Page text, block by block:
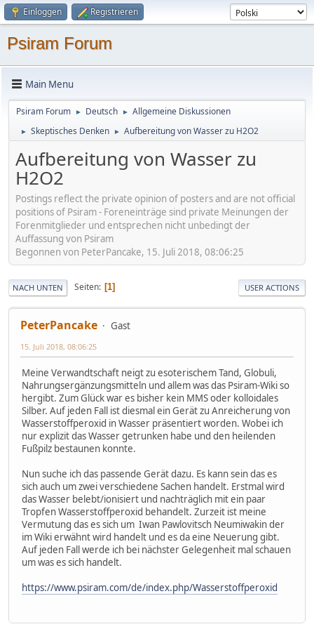
Einloggen Registrieren
Psiram Forum
Main Menu
Psiram Forum ► Deutsch ► Allgemeine Diskussionen
► Skeptisches Denken ► Aufbereitung von Wasser zu H2O2
Aufbereitung von Wasser zu
H2O2
Postings reflect the private opinion of posters and are not official
positions of Psiram - Foreneinträge sind private Meinungen der
Forenmitglieder und entsprechen nicht unbedingt der
Auffassung von Psiram
Begonnen von PeterPancake, 15. Juli 2018, 08:06:25
NACH UNTEN Seiten 1 USER ACTIONS
PeterPancake Gast
15. Juli 2018, 08:06:25
Meine Verwandtschaft neigt zu esoterischem Tand, Globuli,
Nahrungsergänzungsmitteln und allem was das Psiram-Wiki so
hergibt. Zum Glück war es bisher kein MMS oder kolloidales
Silber. Auf jeden Fall ist diesmal ein Gerät zu Anreicherung von
Wasserstoffperoxid in Wasser präsentiert worden. Wobei ich
nur explizit das Wasser getrunken habe und den heilenden
Fußpilz bestaunen konnte.
Nun suche ich das passende Gerät dazu. Es kann sein das es
sich auch um zwei verschiedene Sachen handelt. Erstmal wird
das Wasser belebt/ionisiert und nachträglich mit ein paar
Tropfen Wasserstoffperoxid behandelt. Zurzeit ist meine
Vermutung das es sich um Iwan Pawlovitsch Neumiwakin der
im Wiki erwähnt wird handelt und es da eine Neuerung gibt.
Auf jeden Fall werde ich bei nächster Gelegenheit mal schauen
um was es sich handelt.
https://www.psiram.com/de/index.php/Wasserstoffperoxid